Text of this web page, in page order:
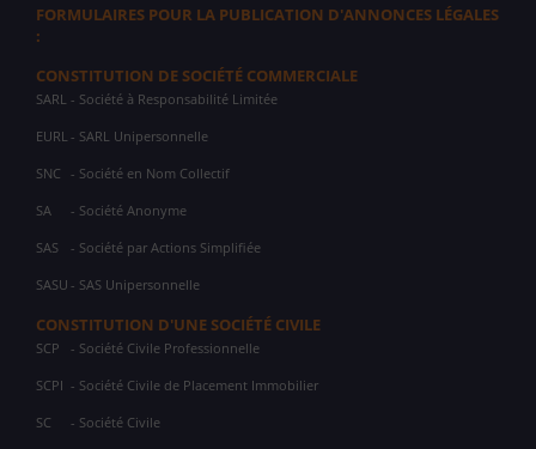
FORMULAIRES POUR LA PUBLICATION D'ANNONCES LÉGALES
:
CONSTITUTION DE SOCIÉTÉ COMMERCIALE
SARL - Société à Responsabilité Limitée
EURL - SARL Unipersonnelle
SNC - Société en Nom Collectif
SA - Société Anonyme
SAS - Société par Actions Simplifiée
SASU - SAS Unipersonnelle
CONSTITUTION D'UNE SOCIÉTÉ CIVILE
SCP - Société Civile Professionnelle
SCPI - Société Civile de Placement Immobilier
SC - Société Civile